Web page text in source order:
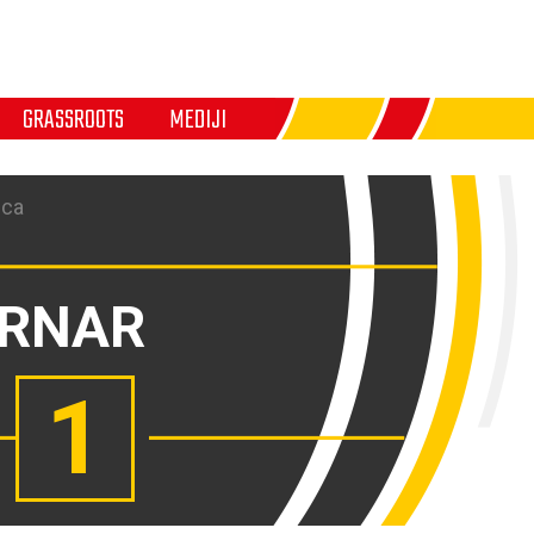
GRASSROOTS MEDIJI
1